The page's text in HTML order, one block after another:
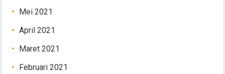
Mei 2021
April 2021
Maret 2021
Februari 2021